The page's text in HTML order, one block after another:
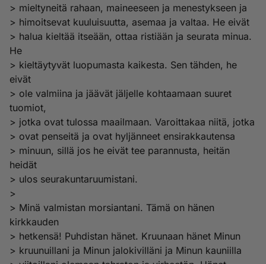
> mieltyneitä rahaan, maineeseen ja menestykseen ja
> himoitsevat kuuluisuutta, asemaa ja valtaa. He eivät
> halua kieltää itseään, ottaa ristiään ja seurata minua.
He
> kieltäytyvät luopumasta kaikesta. Sen tähden, he
eivät
> ole valmiina ja jäävät jäljelle kohtaamaan suuret
tuomiot,
> jotka ovat tulossa maailmaan. Varoittakaa niitä, jotka
> ovat penseitä ja ovat hyljänneet ensirakkautensa
> minuun, sillä jos he eivät tee parannusta, heitän
heidät
> ulos seurakuntaruumistani.
>
> Minä valmistan morsiantani. Tämä on hänen
kirkkauden
> hetkensä! Puhdistan hänet. Kruunaan hänet Minun
> kruunuillani ja Minun jalokivilläni ja Minun kauniilla